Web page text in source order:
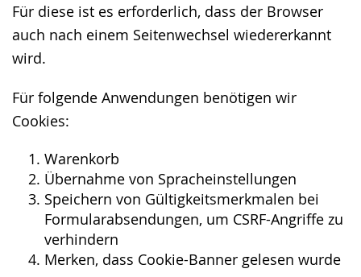
Für diese ist es erforderlich, dass der Browser
auch nach einem Seitenwechsel wiedererkannt
wird.
Für folgende Anwendungen benötigen wir
Cookies:
Warenkorb
Übernahme von Spracheinstellungen
Speichern von Gültigkeitsmerkmalen bei
Formularabsendungen, um CSRF-Angriffe zu
verhindern
Merken, dass Cookie-Banner gelesen wurde